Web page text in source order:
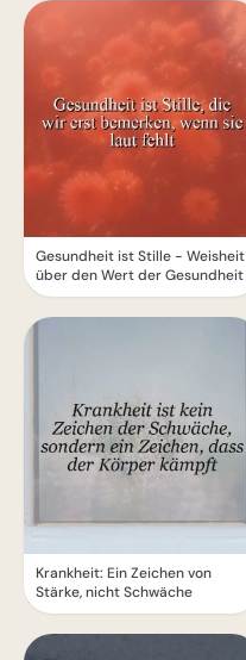
Gesundheit ist Stille - Weisheit
über den Wert der Gesundheit
Krankheit: Ein Zeichen von
Stärke, nicht Schwäche